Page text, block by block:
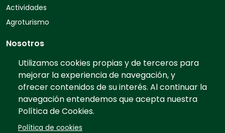
Utilizamos cookies propias y de terceros para
mejorar la experiencia de navegación, y
ofrecer contenidos de su interés. Al continuar la
navegación entendemos que acepta nuestra
Política de Cookies.
Política de cookies
Actividades
Agroturismo
Nosotros
Quiénes somos
Contacto
Preguntas frecuentes
Tarifas
Información